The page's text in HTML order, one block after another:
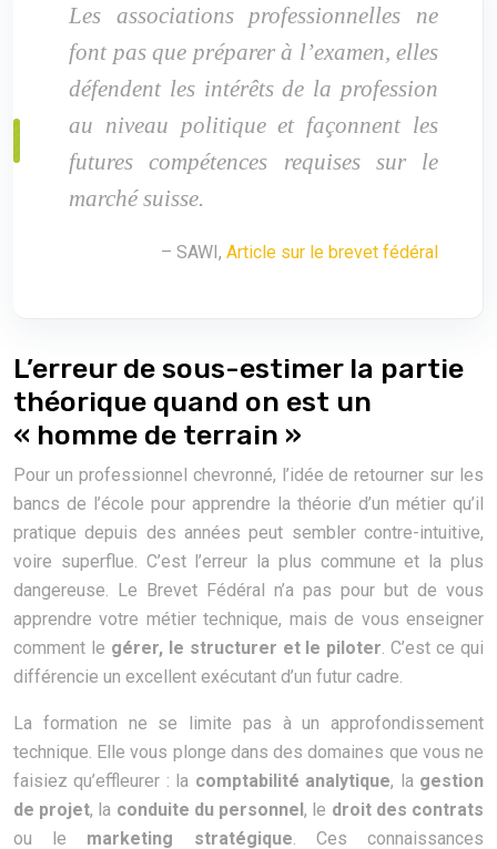
Les associations professionnelles ne
font pas que préparer à l’examen, elles
défendent les intérêts de la profession
au niveau politique et façonnent les
futures compétences requises sur le
marché suisse.
– SAWI, Article sur le brevet fédéral
L’erreur de sous-estimer la partie
théorique quand on est un
« homme de terrain »
Pour un professionnel chevronné, l’idée de retourner sur les
bancs de l’école pour apprendre la théorie d’un métier qu’il
pratique depuis des années peut sembler contre-intuitive,
voire superflue. C’est l’erreur la plus commune et la plus
dangereuse. Le Brevet Fédéral n’a pas pour but de vous
apprendre votre métier technique, mais de vous enseigner
comment le gérer, le structurer et le piloter . C’est ce qui
différencie un excellent exécutant d’un futur cadre.
La formation ne se limite pas à un approfondissement
technique. Elle vous plonge dans des domaines que vous ne
faisiez qu’effleurer : la comptabilité analytique, la gestion
de projet, la conduite du personnel, le droit des contrats
ou le marketing stratégique . Ces connaissances